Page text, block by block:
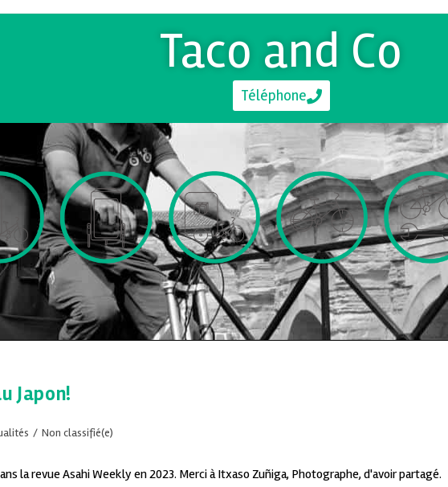
Taco and Co
Téléphone
Japon!
/ Non classifié(e)
la revue Asahi Weekly en 2023. Merci à Itxaso Zuñiga, Photographe, d'avoir partagé.